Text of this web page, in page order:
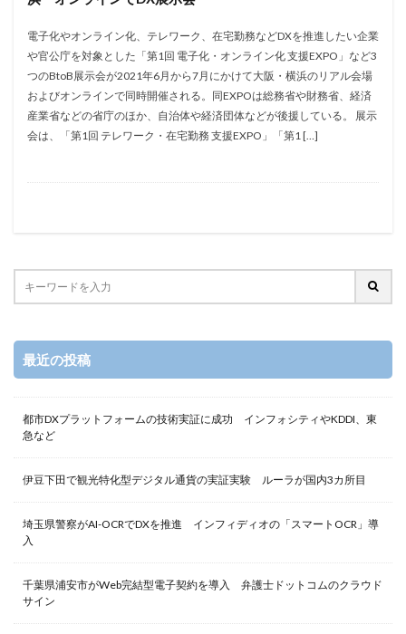
電子化やオンライン化、テレワーク、在宅勤務などDXを推進したい企業
や官公庁を対象とした「第1回 電子化・オンライン化 支援EXPO」など3
つのBtoB展示会が2021年6月から7月にかけて大阪・横浜のリアル会場
およびオンラインで同時開催される。同EXPOは総務省や財務省、経済
産業省などの省庁のほか、自治体や経済団体などが後援している。 展示
会は、「第1回 テレワーク・在宅勤務 支援EXPO」「第1 […]
最近の投稿
都市DXプラットフォームの技術実証に成功 インフォシティやKDDI、東
急など
伊豆下田で観光特化型デジタル通貨の実証実験 ルーラが国内3カ所目
埼玉県警察がAI-OCRでDXを推進 インフィディオの「スマートOCR」導
入
千葉県浦安市がWeb完結型電子契約を導入 弁護士ドットコムのクラウド
サイン